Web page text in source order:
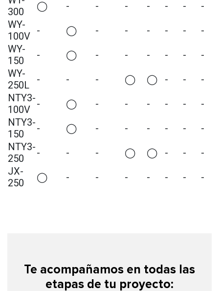
300
◯ - - - - - -
-
WY-
100V - ◯ - - - - -
-
WY-
150
- ◯ - - - - -
-
WY-
250L
- - - ◯ ◯ - -
-
NTY3-
100V - ◯ - - - - -
-
NTY3-
150
- ◯ - - - - -
-
NTY3-
250
- - - ◯ ◯ - -
-
JX-
250
◯ - - - - - - -
Te acompañamos en todas las
etapas de tu proyecto: